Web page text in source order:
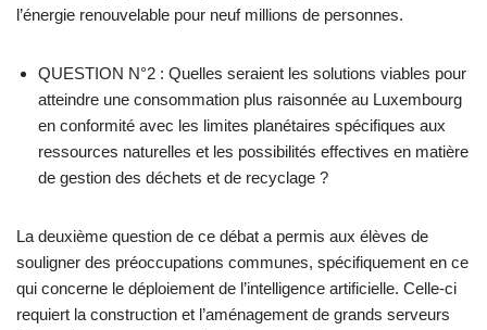
l’énergie renouvelable pour neuf millions de personnes.
QUESTION N°2 : Quelles seraient les solutions viables pour
atteindre une consommation plus raisonnée au Luxembourg
en conformité avec les limites planétaires spécifiques aux
ressources naturelles et les possibilités effectives en matière
de gestion des déchets et de recyclage ?
La deuxième question de ce débat a permis aux élèves de
souligner des préoccupations communes, spécifiquement en ce
qui concerne le déploiement de l’intelligence artificielle. Celle-ci
requiert la construction et l’aménagement de grands serveurs